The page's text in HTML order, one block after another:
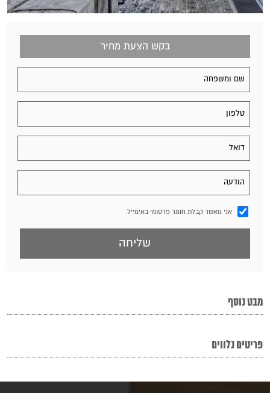
בקש הצעת מחיר
אני מאשר קבלת חומר פרסומי באימייל
מבט נוסף
פריטים נלווים